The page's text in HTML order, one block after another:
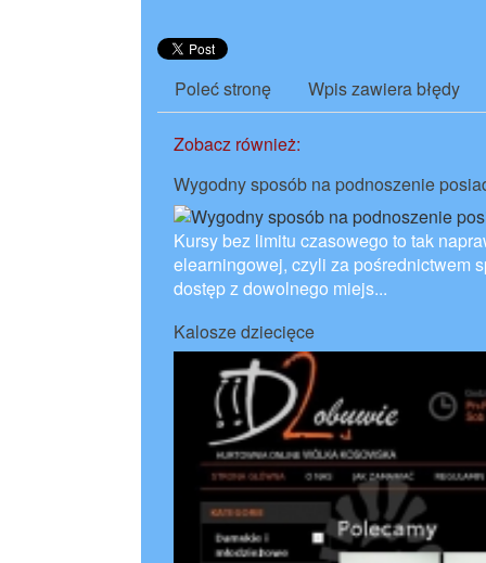
Poleć stronę Wpis zawiera błędy
Zobacz również:
Wygodny sposób na podnoszenie
Kursy bez limitu czasowego to tak
elearningowej, czyli za pośrednictwem
dostęp z dowolnego miejs...
Kalosze dziecięce